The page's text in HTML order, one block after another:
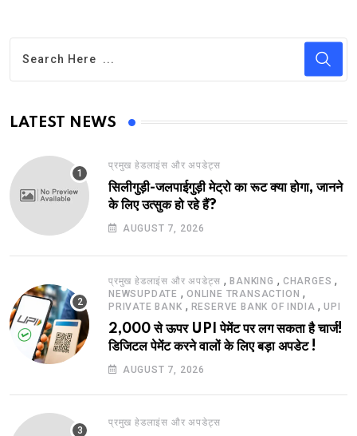
LATEST NEWS
प्रमुख हेडलाइंस और अपडेट्स
सिलीगुड़ी-जलपाईगुड़ी मेट्रो का रूट क्या होगा, जानने
के लिए उत्सुक हो रहे हैं?
AUGUST 7, 2026
प्रमुख हेडलाइंस और अपडेट्स ,BANKING , CHARGES ,
NEWSUPDATE , ONLINE TRANSACTION ,
PRIVATE BANK , RESERVE BANK OF INDIA ,UPI
2,000 से ऊपर UPI पेमेंट पर लग सकता है चार्ज!
डिजिटल पेमेंट करने वालों के लिए बड़ा अपडेट !
AUGUST 7, 2026
प्रमुख हेडलाइंस और अपडेट्स